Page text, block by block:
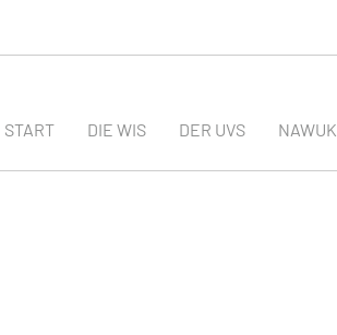
START DIE WIS DER UVS NAWUK